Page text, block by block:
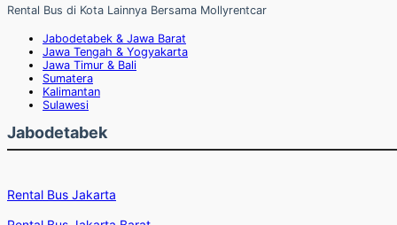
Rental Bus di Kota Lainnya Bersama Mollyrentcar
Jabodetabek & Jawa Barat
Jawa Tengah & Yogyakarta
Jawa Timur & Bali
Sumatera
Kalimantan
Sulawesi
Jabodetabek
Rental Bus Jakarta